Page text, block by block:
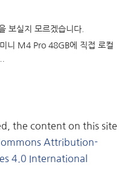
보실지 모르겠습니다.
M4 Pro 48GB에 직접 로컬
the content on this site
Attribution-
4.0 International